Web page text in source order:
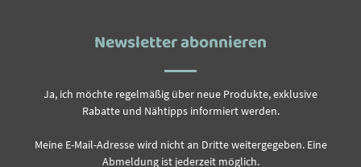
Newsletter abonnieren
Ja, ich möchte regelmäßig über neue Produkte, exklusive
Rabatte und Nähtipps informiert werden.
Meine E-Mail-Adresse wird nicht an Dritte weitergegeben. Eine
Abmeldung ist jederzeit möglich.